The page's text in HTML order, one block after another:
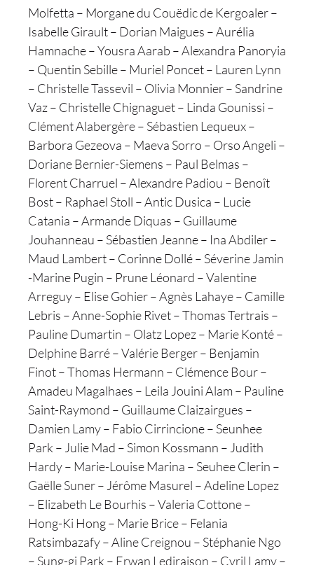
Molfetta – Morgane du Couëdic de Kergoaler –
Isabelle Girault – Dorian Maigues – Aurélia
Hamnache – Yousra Aarab – Alexandra Panoryia
– Quentin Sebille – Muriel Poncet – Lauren Lynn
– Christelle Tassevil – Olivia Monnier – Sandrine
Vaz – Christelle Chignaguet – Linda Gounissi –
Clément Alabergère – Sébastien Lequeux –
Barbora Gezeova – Maeva Sorro – Orso Angeli –
Doriane Bernier-Siemens – Paul Belmas –
Florent Charruel – Alexandre Padiou – Benoît
Bost – Raphael Stoll – Antic Dusica – Lucie
Catania – Armande Diquas – Guillaume
Jouhanneau – Sébastien Jeanne – Ina Abdiler –
Maud Lambert – Corinne Dollé – Séverine Jamin
-Marine Pugin – Prune Léonard – Valentine
Arreguy – Elise Gohier – Agnès Lahaye – Camille
Lebris – Anne-Sophie Rivet – Thomas Tertrais –
Pauline Dumartin – Olatz Lopez – Marie Konté –
Delphine Barré – Valérie Berger – Benjamin
Finot – Thomas Hermann – Clémence Bour –
Amadeu Magalhaes – Leila Jouini Alam – Pauline
Saint-Raymond – Guillaume Claizairgues –
Damien Lamy – Fabio Cirrincione – Seunhee
Park – Julie Mad – Simon Kossmann – Judith
Hardy – Marie-Louise Marina – Seuhee Clerin –
Gaëlle Suner – Jérôme Masurel – Adeline Lopez
– Elizabeth Le Bourhis – Valeria Cottone –
Hong-Ki Hong – Marie Brice – Felania
Ratsimbazafy – Aline Creignou – Stéphanie Ngo
– Sung-gi Park – Erwan Lediraison – Cyril Lamy –